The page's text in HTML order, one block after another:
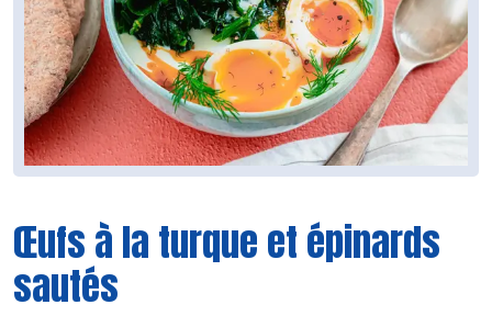
Œufs à la turque et épinards
sautés